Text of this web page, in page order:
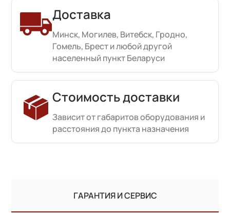
Доставка
Минск, Могилев, Витебск, Гродно,
Гомель, Брест и любой другой
населенный пункт Беларуси
Стоимость доставки
Зависит от габаритов оборудования и
расстояния до пункта назначения
ГАРАНТИЯ И СЕРВИС